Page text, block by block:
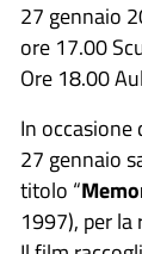
27 gennaio
ore 17.00
Ore 18.00
In
27 gennaio
titolo “
1997), per la